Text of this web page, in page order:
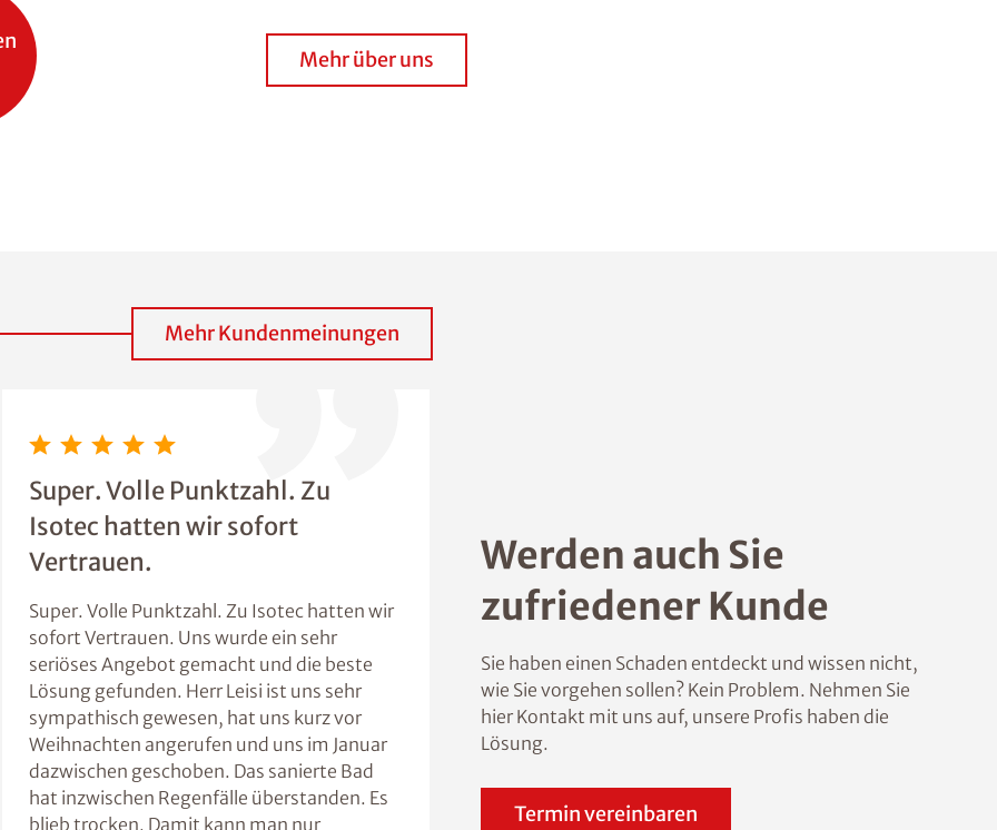
Mehr über uns
Mehr Kundenmeinungen
Super. Volle Punktzahl. Zu
Isotec hatten wir sofort
Vertrauen.
Super. Volle Punktzahl. Zu Isotec hatten wir
sofort Vertrauen. Uns wurde ein sehr
seriöses Angebot gemacht und die beste
Lösung gefunden. Herr Leisi ist uns sehr
sympathisch gewesen, hat uns kurz vor
Weihnachten angerufen und uns im Januar
dazwischen geschoben. Das sanierte Bad
hat inzwischen Regenfälle überstanden. Es
blieb trocken. Damit kann man nur
Werden auch Sie
zufriedener Kunde
Sie haben einen Schaden entdeckt und wissen nicht,
wie Sie vorgehen sollen? Kein Problem. Nehmen Sie
hier Kontakt mit uns auf, unsere Profis haben die
Lösung.
Termin vereinbaren